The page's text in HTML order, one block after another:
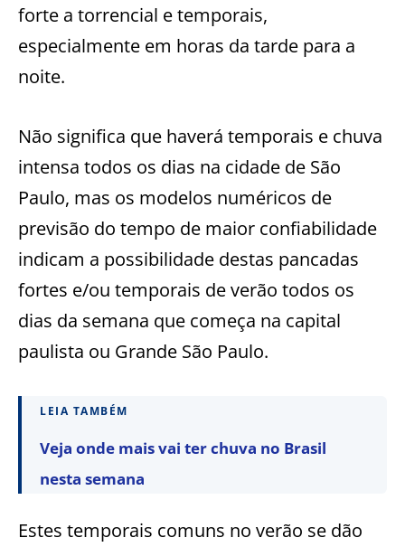
forte a torrencial e temporais,
especialmente em horas da tarde para a
noite.
Não significa que haverá temporais e chuva
intensa todos os dias na cidade de São
Paulo, mas os modelos numéricos de
previsão do tempo de maior confiabilidade
indicam a possibilidade destas pancadas
fortes e/ou temporais de verão todos os
dias da semana que começa na capital
paulista ou Grande São Paulo.
LEIA TAMBÉM
Veja onde mais vai ter chuva no Brasil
nesta semana
Estes temporais comuns no verão se dão